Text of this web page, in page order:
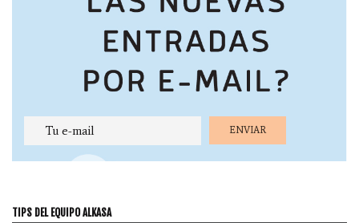
TIPS DEL EQUIPO ALKASA